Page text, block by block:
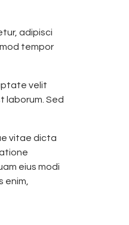
adipisci
tempor
velit
laborum. Sed
vitae dicta
eius modi
enim,